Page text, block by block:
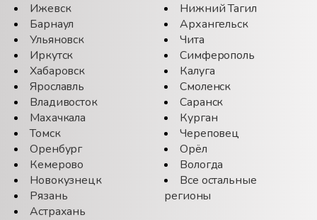
Ижевск
Барнаул
Ульяновск
Иркутск
Хабаровск
Ярославль
Владивосток
Махачкала
Томск
Оренбург
Кемерово
Новокузнецк
Рязань
Астрахань
Нижний Тагил
Архангельск
Чита
Симферополь
Калуга
Смоленск
Саранск
Курган
Череповец
Орёл
Вологда
Все остальные
регионы